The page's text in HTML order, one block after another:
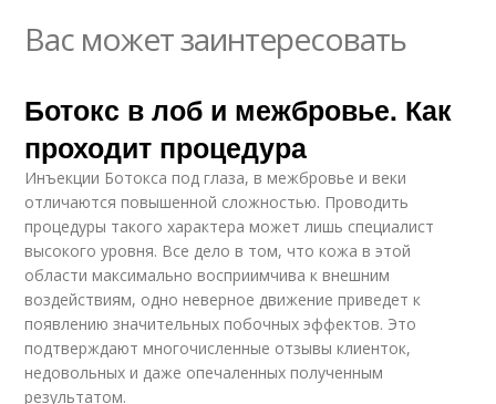
Вас может заинтересовать
Ботокс в лоб и межбровье. Как
проходит процедура
Инъекции Ботокса под глаза, в межбровье и веки
отличаются повышенной сложностью. Проводить
процедуры такого характера может лишь специалист
высокого уровня. Все дело в том, что кожа в этой
области максимально восприимчива к внешним
воздействиям, одно неверное движение приведет к
появлению значительных побочных эффектов. Это
подтверждают многочисленные отзывы клиенток,
недовольных и даже опечаленных полученным
результатом.